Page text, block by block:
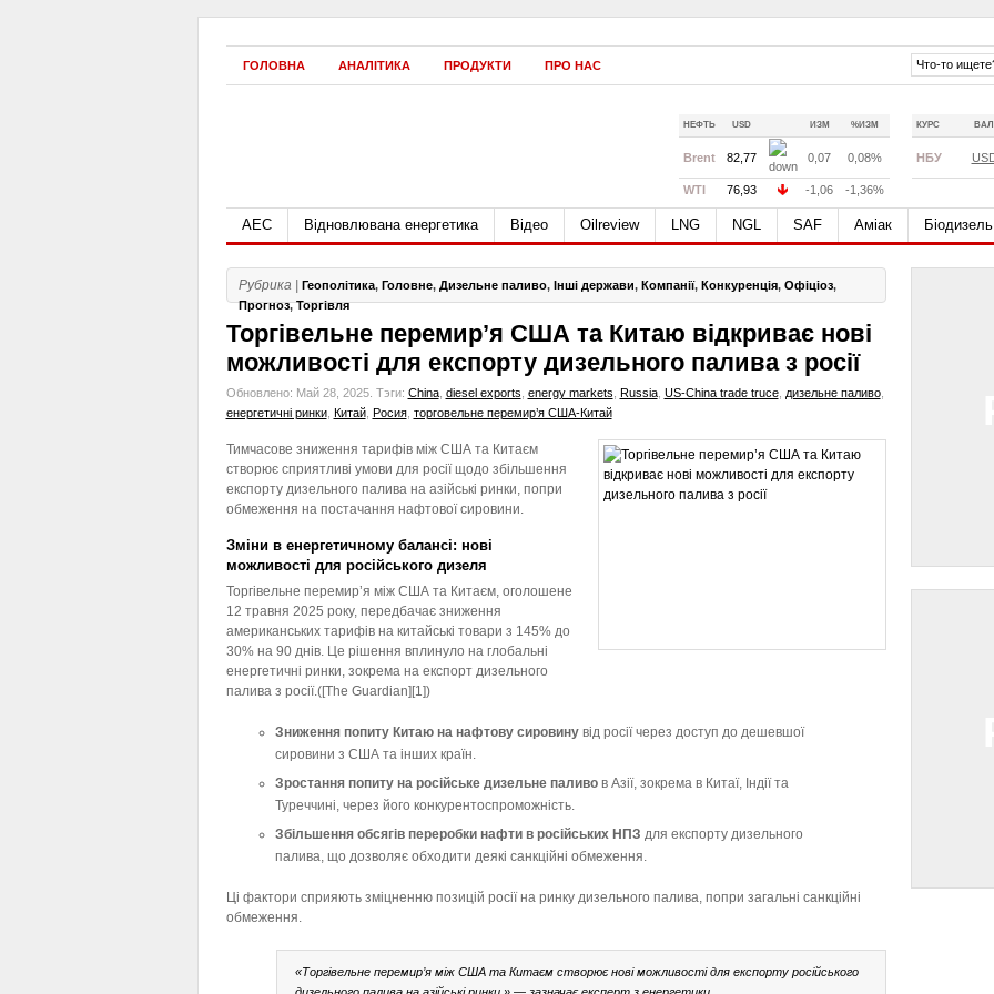
ГОЛОВНА АНАЛІТИКА ПРОДУКТИ ПРО НАС
КУРС ВАЛ
НБУ
НЕФТЬ USD ИЗМ %ИЗМ
Brent 82,77 0,07 0,08%
WTI 76,93 -1,06 -1,36%
АЕС Відновлювана енергетика Відео Oilreview LNG NGL SAF Аміак Біодизель
Рубрика | Геополітика, Головне, Дизельне паливо, Інші держави, Компанії, Конкуренція, Офіціоз,
Прогноз,Торгівля
Торгівельне перемир’я США та Китаю відкриває нові
можливості для експорту дизельного палива з росії
Обновлено: Май 28, 2025. Тэги: China, diesel exports energy markets Russia, US-China trade truce, дизельне паливо,
енергетичні ринки, Китай, Росия, торговельне перемир’я США-Китай
Тимчасове зниження тарифів між США та Китаєм
створює сприятливі умови для росії щодо збільшення
експорту дизельного палива на азійські ринки, попри
обмеження на постачання нафтової сировини.
Зміни в енергетичному балансі: нові
можливості для російського дизеля
Торгівельне перемир’я між США та Китаєм, оголошене
12 травня 2025 року, передбачає зниження
американських тарифів на китайські товари з 145% до
30% на 90 днів. Це рішення вплинуло на глобальні
енергетичні ринки, зокрема на експорт дизельного
палива з росії.([The Guardian][1])
Зниження попиту Китаю на нафтову сировинувід росії через доступ до дешевшої
сировини з США та інших країн.
Зростання попиту на російське дизельне паливов Азії, зокрема в Китаї, Індії та
Туреччині, через його конкурентоспроможність.
Збільшення обсягів переробки нафти в російських НПЗ для експорту дизельного
палива, що дозволяє обходити деякі санкційні обмеження.
Ці фактори сприяють зміцненню позицій росії на ринку дизельного палива, попри загальні санкційні
обмеження.
«Торгівельне перемир’я між США та Китаєм створює нові можливості для експорту російського